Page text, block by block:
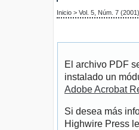
Inicio > Vol. 5, Núm. 7 (2001)
El archivo PDF
instalado un
Adobe Acrobat
Si desea más
Highwire Press